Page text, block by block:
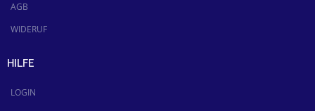
AGB
WIDERUF
HILFE
LOGIN